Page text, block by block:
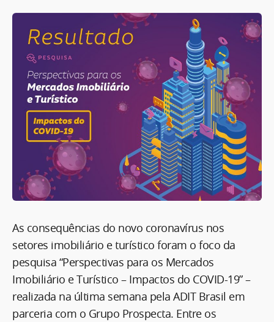
As consequências do novo coronavírus nos
setores imobiliário e turístico foram o foco da
pesquisa “Perspectivas para os Mercados
Imobiliário e Turístico – Impactos do COVID-19” –
realizada na última semana pela ADIT Brasil em
parceria com o Grupo Prospecta. Entre os